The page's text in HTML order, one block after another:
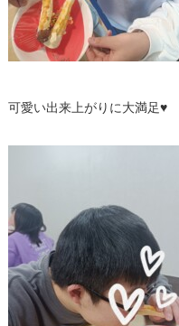
可愛い出来上がりに大満足♥